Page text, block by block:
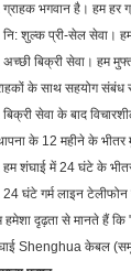
ग्राहक भगवान है। हम हर
नि: शुल्क प्री-सेल सेवा।
बिक्री सेवा। हम
के साथ सहयोग संबंध
सेवा के बाद
के 12 महीने के
हम शंघाई में 24 घंटे के
24 घंटे गर्म लाइन
हमेशा दृढ़ता से मानते हैं
Shenghua केबल